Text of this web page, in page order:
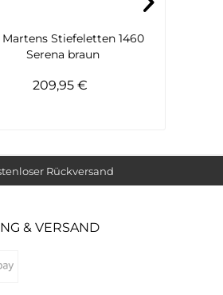
Martens Stiefeletten 1460
Serena braun
209,95 €
Rückversand
& VERSAND